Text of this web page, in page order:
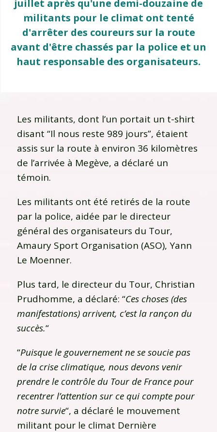
juillet après qu'une demi-douzaine de
militants pour le climat ont tenté
d'arrêter des coureurs sur la route
avant d'être chassés par la police et un
haut responsable des organisateurs.
Les militants, dont l’un portait un t-shirt
disant “Il nous reste 989 jours”, étaient
assis sur la route à environ 36 kilomètres
de l’arrivée à Megève, a déclaré un
témoin.
Les militants ont été retirés de la route
par la police, aidée par le directeur
général des organisateurs du Tour,
Amaury Sport Organisation (ASO), Yann
Le Moenner.
Plus tard, le directeur du Tour, Christian
Prudhomme, a déclaré: “Ces choses (des
manifestations) arrivent, c’est la rançon du
succès.“
“Puisque le gouvernement ne se soucie pas
de la crise climatique, nous devons venir
prendre le contrôle du Tour de France pour
recentrer l’attention sur ce qui compte pour
notre survie“, a déclaré le mouvement
militant pour le climat Dernière